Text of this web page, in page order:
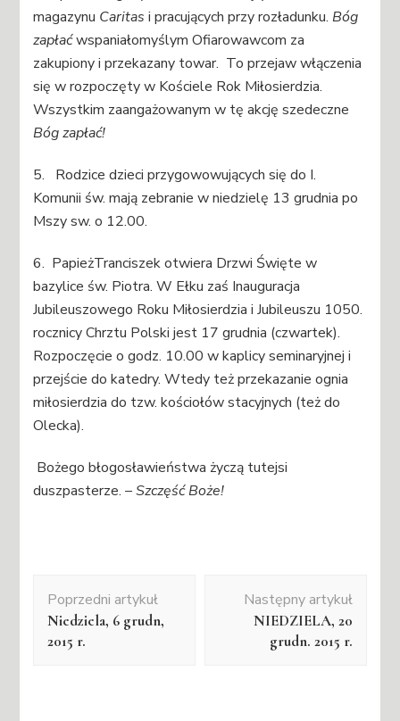
magazynu Caritas i pracujących przy rozładunku.Bóg
zapłaćwspaniałomyślym Ofiarowawcom za
zakupiony i przekazany towar. To przejaw włączenia
się w rozpoczęty w Kościele Rok Miłosierdzia.
Wszystkim zaangażowanym w tę akcję szedeczne
Bóg zapłać!
5. Rodzice dzieci przygowowujących się do I.
Komunii św. mają zebranie w niedzielę 13 grudnia po
Mszy sw. o 12.00.
6. PapieżTranciszek otwiera Drzwi Święte w
bazylice św. Piotra. W Ełku zaś Inauguracja
Jubileuszowego Roku Miłosierdzia i Jubileuszu 1050.
rocznicy Chrztu Polski jest 17 grudnia (czwartek).
Rozpoczęcie o godz. 10.00 w kaplicy seminaryjnej i
przejście do katedry. Wtedy też przekazanie ognia
miłosierdzia do tzw. kościołów stacyjnych (też do
Olecka).
Bożego błogosławieństwa życzą tutejsi
duszpasterze.– Szczęść Boże!
wpisu
Poprzedni artykuł
Niedziela, 6 grudn,
2015 r.
Następny artykuł
NIEDZIELA, 20
grudn. 2015 r.